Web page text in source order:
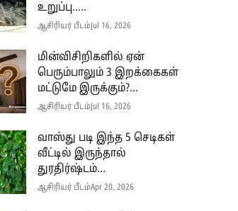
உறுப்பு.....
ஆசிரியர் பீடம் Jul 16, 2026
மின்விசிறிகளில் ஏன்
பெரும்பாலும் 3 இறக்கைகள்
மட்டுமே இருக்கும்?...
ஆசிரியர் பீடம் Jul 16, 2026
வாஸ்து படி இந்த 5 செடிகள்
வீட்டில் இருந்தால்
துரதிர்ஷ்டம்...
ஆசிரியர் பீடம்Apr 20, 2026